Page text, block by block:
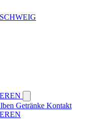
Getränke Kontakt